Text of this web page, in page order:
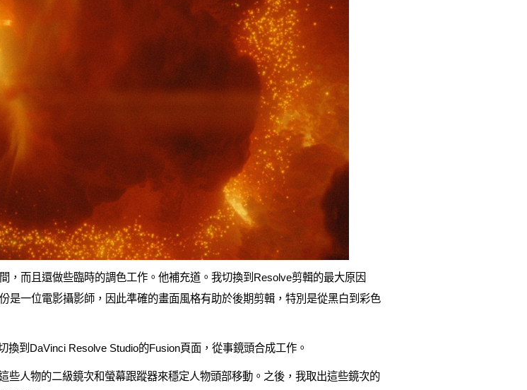
，而且還做些臨時的調色工作。他補充道。我切換到Resolve剪輯的最大原因
是一位電影攝影師，因此準確的畫面風格有助於後期剪輯，特別是從黑白到彩色
到DaVinci Resolve Studio的Fusion頁面，從事鏡頭合成工作。
些人物的二級鏡次和螢幕跟蹤器來穩定人物頭部移動。之後，我取出這些鏡次的